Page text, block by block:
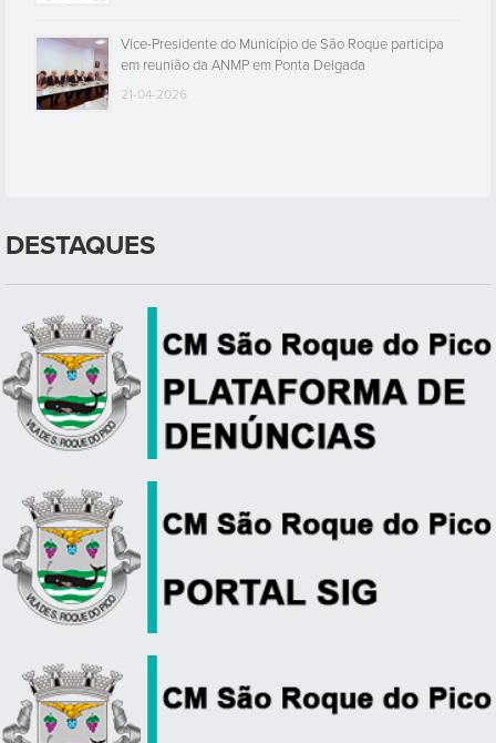
Vice-Presidente do Município de São Roque participa
em reunião da ANMP em Ponta Delgada
21-04-2026
DESTAQUES